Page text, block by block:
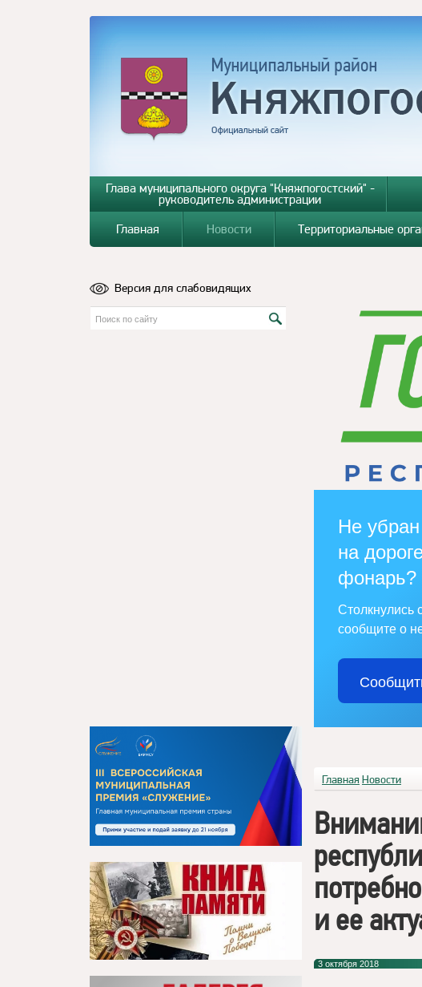
Глава муниципального округа "Княжпогостский" -
руководитель администрации
Главная Новости Территориальные
Версия для слабовидящих
Не
на
фонарь?
Столкнулись
сообщите о
Главная Новости
и ее
3 октября 2018